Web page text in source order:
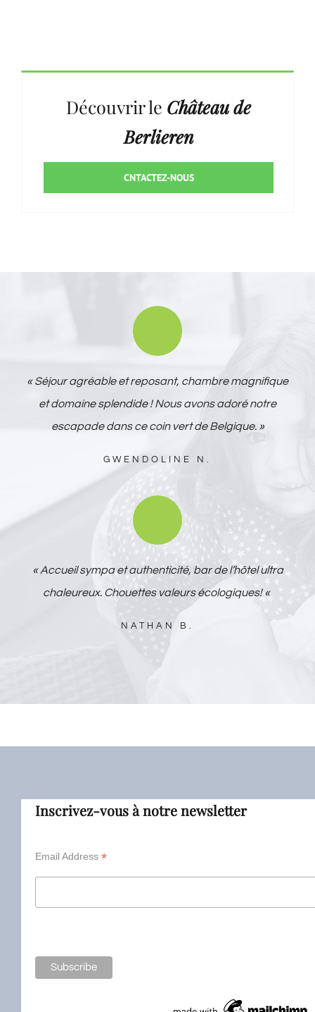
Découvrir le Château de
Berlieren
CNTACTEZ-NOUS
« Séjour agréable et reposant, chambre magnifique
et domaine splendide ! Nous avons adoré notre
escapade dans ce coin vert de Belgique. »
GWENDOLINE N.
« Accueil sympa et authenticité, bar de l’hôtel ultra
chaleureux. Chouettes valeurs écologiques! «
NATHAN B.
Inscrivez-vous à notre newsletter
Email Address *